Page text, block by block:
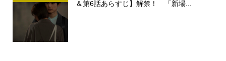
＆第6話あらすじ】解禁！ 「新場...